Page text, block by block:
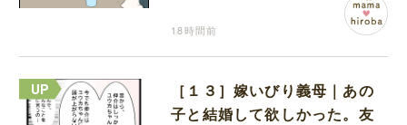
18時間前
［１３］嫁いびり義母｜あの
子と結婚して欲しかった。友